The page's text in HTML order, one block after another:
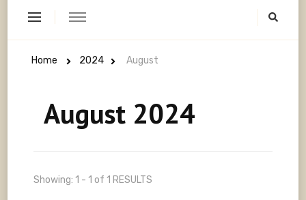
Home 2024 August
August 2024
Showing: 1 - 1 of 1 RESULTS